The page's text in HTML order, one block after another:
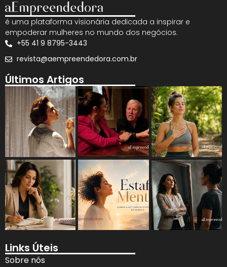
é uma plataforma visionária dedicada a inspirar e
empoderar mulheres no mundo dos negócios.
+55 41 9 8795-3443
revista@aempreendedora.com.br
Últimos Artigos
Links Úteis
Sobre nós